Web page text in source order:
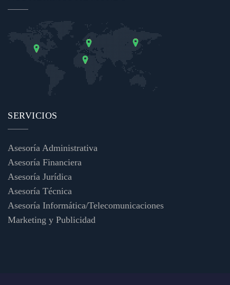
SERVICIOS
Asesoría Administrativa
Asesoría Financiera
Asesoría Jurídica
Asesoría Técnica
Asesoría Informática/Telecomunicaciones
Marketing y Publicidad